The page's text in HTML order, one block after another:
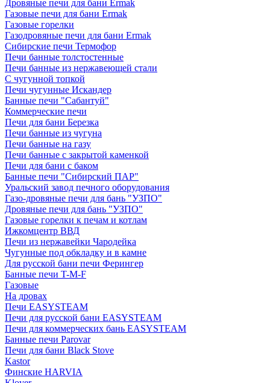
Дровяные печи для бани Ermak
Газовые печи для бани Ermak
Газовые горелки
Газодровяные печи для бани Ermak
Сибирские печи Термофор
Печи банные толстостенные
Печи банные из нержавеющей стали
С чугунной топкой
Печи чугунные Искандер
Банные печи "Сабантуй"
Коммерческие печи
Печи для бани Березка
Печи банные из чугуна
Печи банные на газу
Печи банные с закрытой каменкой
Печи для бани с баком
Банные печи "Сибирский ПАР"
Уральский завод печного оборудования
Газо-дровяные печи для бань "УЗПО"
Дровяные печи для бань "УЗПО"
Газовые горелки к печам и котлам
Ижкомцентр ВВД
Печи из нержавейки Чародейка
Чугунные под обкладку и в камне
Для русской бани печи Ферингер
Банные печи T-M-F
Газовые
На дровах
Печи EASYSTEAM
Печи для русской бани EASYSTEAM
Печи для коммерческих бань EASYSTEAM
Банные печи Parovar
Печи для бани Black Stove
Kastor
Финские HARVIA